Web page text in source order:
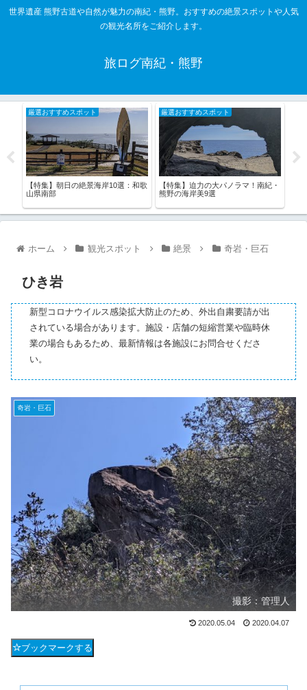
世界遺産 熊野古道や自然が魅力の南紀・熊野。おすすめの絶景スポットや人気
の観光名所をご紹介します。
旅ログ南紀・熊野
厳選おすすめスポット
【特集】朝日の絶景海岸10選：和歌
山県南部
厳選おすすめスポット
【特集】迫力の大パノラマ！南紀・
熊野の海岸美9選
ホーム 観光スポット 絶景 奇岩・巨石
ひき岩
新型コロナウイルス感染拡大防止のため、外出自粛要請が出
されている場合があります。施設・店舗の短縮営業や臨時休
業の場合もあるため、最新情報は各施設にお問合せくださ
い。
奇岩・巨石
撮影：管理人
2020.05.04 2020.04.07
ブックマークする